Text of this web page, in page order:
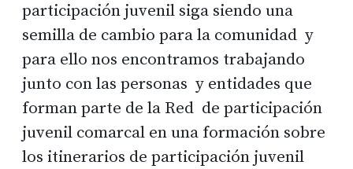
participación juvenil siga siendo una
semilla de cambio para la comunidad y
para ello nos encontramos trabajando
junto con las personas y entidades que
forman parte de la Red de participación
juvenil comarcal en una formación sobre
los itinerarios de participación juvenil